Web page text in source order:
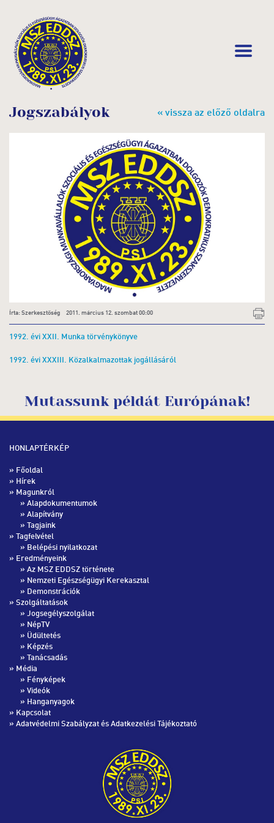
« vissza az előző oldalra
Jogszabályok
Írta: Szerkesztőség 2011. március 12. szombat 00:00
1992. évi XXII. Munka törvénykönyve
1992. évi XXXIII. Közalkalmazottak jogállásáról
Mutassunk példát Európának!
HONLAPTÉRKÉP
» Főoldal
» Hírek
» Magunkról
» Alapdokumentumok
» Alapítvány
» Tagjaink
» Tagfelvétel
» Belépési nyilatkozat
» Eredményeink
» Az MSZ EDDSZ története
» Nemzeti Egészségügyi Kerekasztal
» Demonstrációk
» Szolgáltatások
» Jogsegélyszolgálat
» NépTV
» Üdültetés
» Képzés
» Tanácsadás
» Média
» Fényképek
» Videók
» Hanganyagok
» Kapcsolat
» Adatvédelmi Szabályzat és Adatkezelési Tájékoztató